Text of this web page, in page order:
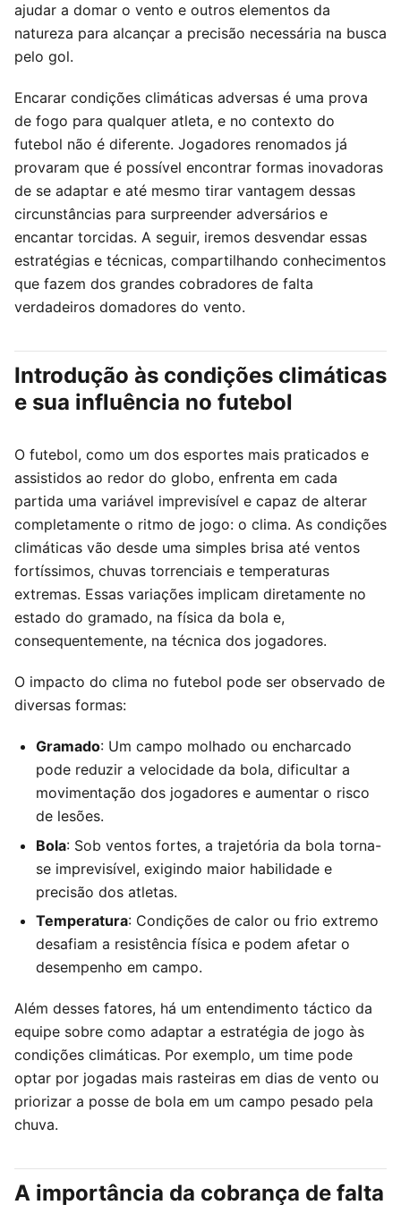
ajudar a domar o vento e outros elementos da
natureza para alcançar a precisão necessária na busca
pelo gol.
Encarar condições climáticas adversas é uma prova
de fogo para qualquer atleta, e no contexto do
futebol não é diferente. Jogadores renomados já
provaram que é possível encontrar formas inovadoras
de se adaptar e até mesmo tirar vantagem dessas
circunstâncias para surpreender adversários e
encantar torcidas. A seguir, iremos desvendar essas
estratégias e técnicas, compartilhando conhecimentos
que fazem dos grandes cobradores de falta
verdadeiros domadores do vento.
Introdução às condições climáticas
e sua influência no futebol
O futebol, como um dos esportes mais praticados e
assistidos ao redor do globo, enfrenta em cada
partida uma variável imprevisível e capaz de alterar
completamente o ritmo de jogo: o clima. As condições
climáticas vão desde uma simples brisa até ventos
fortíssimos, chuvas torrenciais e temperaturas
extremas. Essas variações implicam diretamente no
estado do gramado, na física da bola e,
consequentemente, na técnica dos jogadores.
O impacto do clima no futebol pode ser observado de
diversas formas:
Gramado: Um campo molhado ou encharcado
pode reduzir a velocidade da bola, dificultar a
movimentação dos jogadores e aumentar o risco
de lesões.
Bola: Sob ventos fortes, a trajetória da bola torna-
se imprevisível, exigindo maior habilidade e
precisão dos atletas.
Temperatura: Condições de calor ou frio extremo
desafiam a resistência física e podem afetar o
desempenho em campo.
Além desses fatores, há um entendimento táctico da
equipe sobre como adaptar a estratégia de jogo às
condições climáticas. Por exemplo, um time pode
optar por jogadas mais rasteiras em dias de vento ou
priorizar a posse de bola em um campo pesado pela
chuva.
A importância da cobrança de falta